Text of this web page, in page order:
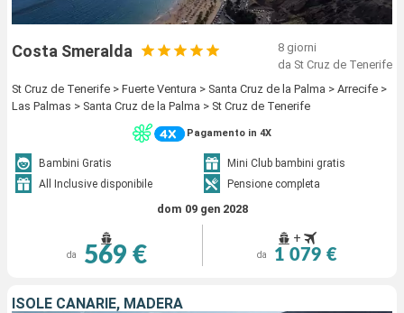
Costa Smeralda
8 giorni
da St Cruz de Tenerife
St Cruz de Tenerife > Fuerte Ventura > Santa Cruz de la Palma > Arrecife >
Las Palmas > Santa Cruz de la Palma > St Cruz de Tenerife
Pagamento in 4X
Bambini Gratis
Mini Club bambini gratis
All Inclusive disponibile
Pensione completa
dom 09 gen 2028
da 569 €
+
da 1 079 €
ISOLE CANARIE, MADERA